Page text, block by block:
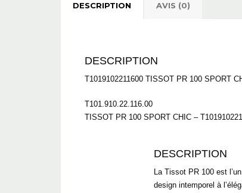
DESCRIPTION AVIS (0)
DESCRIPTION
T1019102211600 TISSOT PR 100 SPORT
T101.910.22.116.00
TISSOT PR 100 SPORT CHIC –
DESCRIPTION
La Tissot PR 100 est
design intemporel à